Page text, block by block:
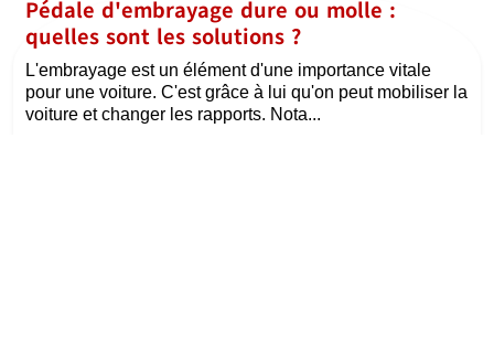
Pédale d'embrayage dure ou molle :
quelles sont les solutions ?
L'embrayage est un élément d'une importance vitale
pour une voiture. C'est grâce à lui qu'on peut mobiliser la
voiture et changer les rapports. Nota...